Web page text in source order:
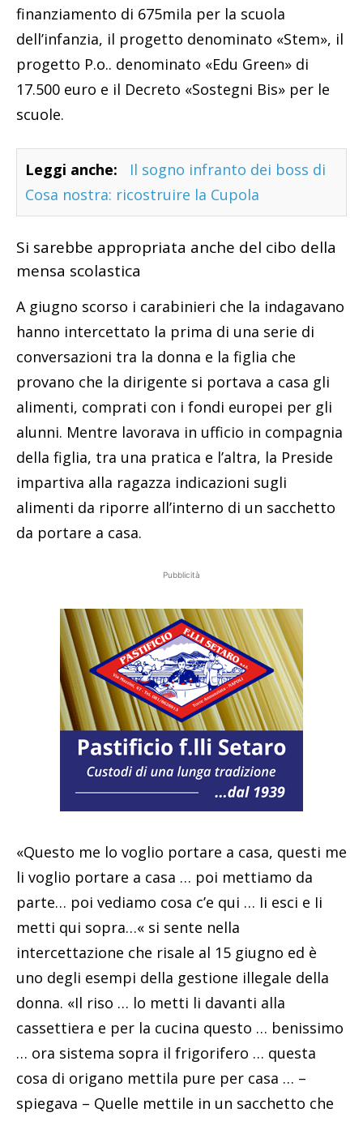
finanziamento di 675mila per la scuola
dell’infanzia, il progetto denominato «Stem», il
progetto P.o.. denominato «Edu Green» di
17.500 euro e il Decreto «Sostegni Bis» per le
scuole.
Leggi anche:
Il sogno infranto dei boss di
Cosa nostra: ricostruire la Cupola
Si sarebbe appropriata anche del cibo della
mensa scolastica
A giugno scorso i carabinieri che la indagavano
hanno intercettato la prima di una serie di
conversazioni tra la donna e la figlia che
provano che la dirigente si portava a casa gli
alimenti, comprati con i fondi europei per gli
alunni. Mentre lavorava in ufficio in compagnia
della figlia, tra una pratica e l’altra, la Preside
impartiva alla ragazza indicazioni sugli
alimenti da riporre all’interno di un sacchetto
da portare a casa.
Pubblicità
«Questo me lo voglio portare a casa, questi me
li voglio portare a casa … poi mettiamo da
parte… poi vediamo cosa c’e qui … Ii esci e Ii
metti qui sopra…« si sente nella
intercettazione che risale al 15 giugno ed è
uno degli esempi della gestione illegale della
donna. «Il riso … lo metti li davanti alla
cassettiera e per la cucina questo … benissimo
… ora sistema sopra il frigorifero … questa
cosa di origano mettila pure per casa … –
spiegava – Quelle mettile in un sacchetto che